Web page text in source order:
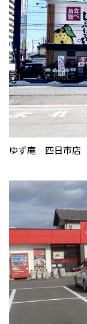
ゆず庵 四日市店